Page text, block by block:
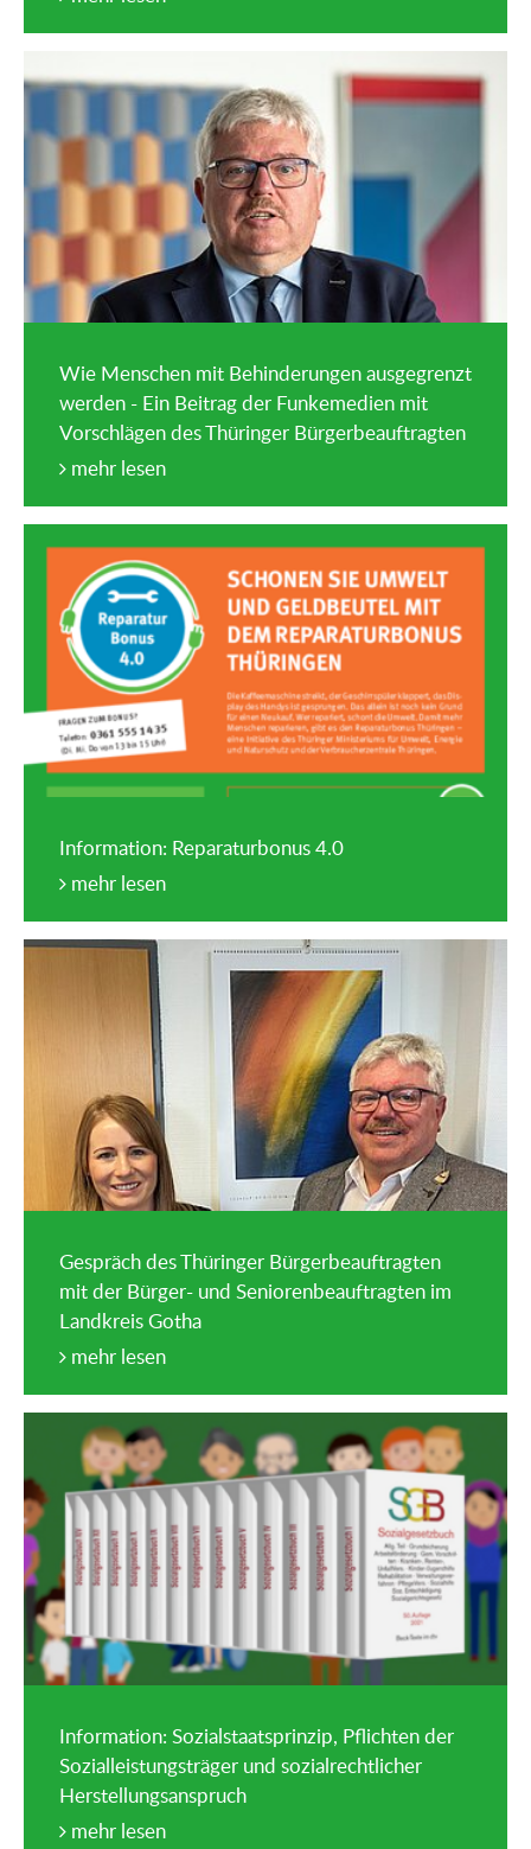
Wie Menschen mit Behinderungen ausgegrenzt
werden - Ein Beitrag der Funkemedien mit
Vorschlägen des Thüringer Bürgerbeauftragten
mehr lesen
Information: Reparaturbonus 4.0
mehr lesen
Gespräch des Thüringer Bürgerbeauftragten
mit der Bürger- und Seniorenbeauftragten im
Landkreis Gotha
mehr lesen
Information: Sozialstaatsprinzip, Pflichten der
Sozialleistungsträger und sozialrechtlicher
Herstellungsanspruch
mehr lesen